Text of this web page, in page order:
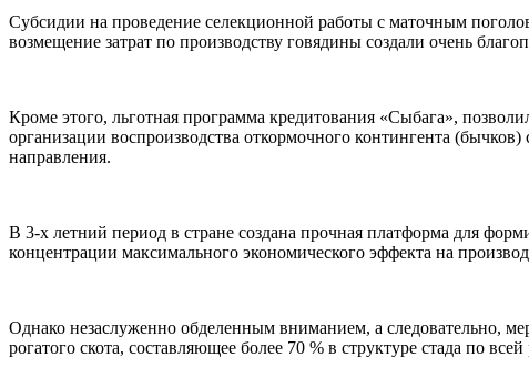
Субсидии на проведение селекционной работы с маточным
возмещение затрат по производству говядины создали очень
Кроме этого, льготная программа кредитования «Сыбага»,
организации воспроизводства откормочного контингента
направления.
В 3-х летний период в стране создана прочная платформа для
концентрации максимального экономического эффекта на
Однако незаслуженно обделенным вниманием, а следовательно,
рогатого скота, составляющее более 70 % в структуре стада по